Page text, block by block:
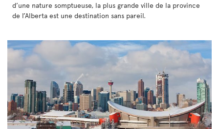
d’une nature somptueuse, la plus grande ville de la province
de l’Alberta est une destination sans pareil.